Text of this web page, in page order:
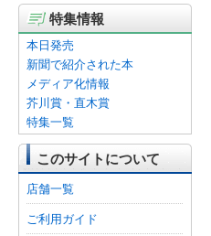
特集情報
本日発売
新聞で紹介された本
メディア化情報
芥川賞・直木賞
特集一覧
このサイトについて
店舗一覧
ご利用ガイド